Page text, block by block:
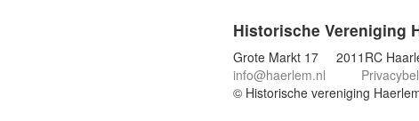
Historische Vereniging
Grote Markt 17 2011RC
info@haerlem.nl
© Historische vereniging